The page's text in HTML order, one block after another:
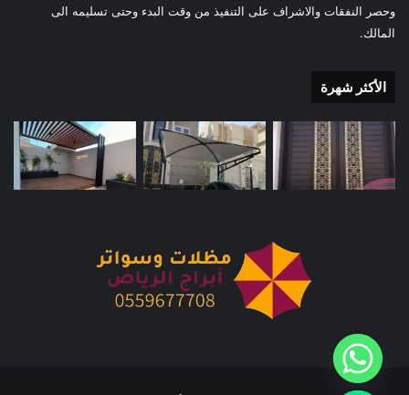
وحصر النفقات والاشراف على التنفيذ من وقت البدء وحتى تسليمه الى
المالك.
الأكثر شهرة